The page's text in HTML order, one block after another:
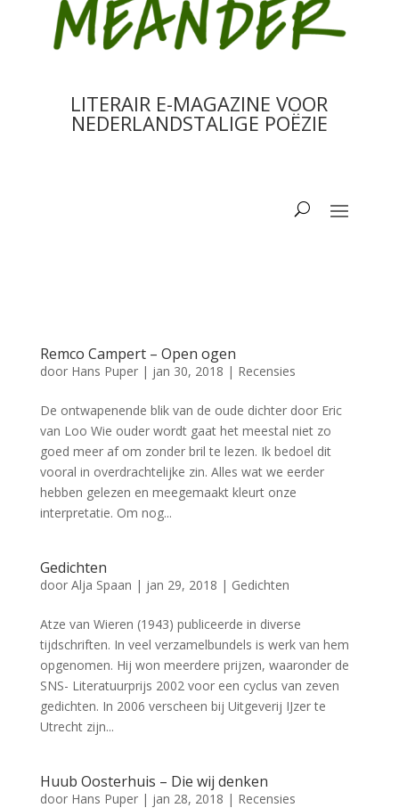
LITERAIR E-MAGAZINE VOOR
NEDERLANDSTALIGE POËZIE
Remco Campert – Open ogen
door Hans Puper| jan 30, 2018 | Recensies
De ontwapenende blik van de oude dichter door Eric
van Loo Wie ouder wordt gaat het meestal niet zo
goed meer af om zonder bril te lezen. Ik bedoel dit
vooral in overdrachtelijke zin. Alles wat we eerder
hebben gelezen en meegemaakt kleurt onze
interpretatie. Om nog...
Gedichten
door Alja Spaan | jan 29, 2018 | Gedichten
Atze van Wieren (1943) publiceerde in diverse
tijdschriften. In veel verzamelbundels is werk van hem
opgenomen. Hij won meerdere prijzen, waaronder de
SNS- Literatuurprijs 2002 voor een cyclus van zeven
gedichten. In 2006 verscheen bij Uitgeverij IJzer te
Utrecht zijn...
Huub Oosterhuis – Die wij denken
door Hans Puper| jan 28, 2018 | Recensies